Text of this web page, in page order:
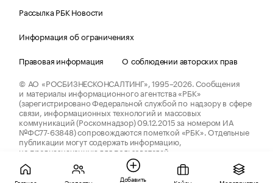
Рассылка РБК Новости
Информация об ограничениях
Правовая информация
О соблюдении авторских прав
© АО «РОСБИЗНЕСКОНСАЛТИНГ»,1995–2026.Сообщения
и материалы информационного агентства «РБК»
(зарегистрировано Федеральной службой по надзору в сфере
связи, информационных технологий и массовых
коммуникаций (Роскомнадзор) 09.12.2015 за номером ИА
№ФС77-63848) сопровождаются пометкой «РБК». Отдельные
публикации могут содержать информацию,
не предназначенную для пользователей
до 18 лет.
companycardsfeedback@rbc.ru
Добавить